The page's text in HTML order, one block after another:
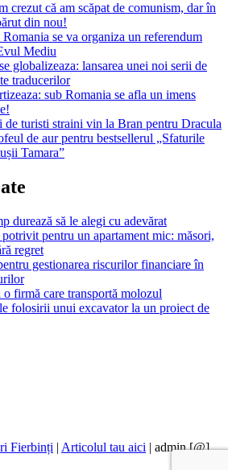
crezut că am scăpat de comunism, dar în
din nou!
se va organiza un referendum
Mediu
globalizeaza: lansarea unei noi serii de
traducerilor
sub Romania se afla un imens
turisti straini vin la Bran pentru Dracula
de aur pentru bestsellerul „Sfaturile
Tamara”
durează să le alegi cu adevărat
pentru un apartament mic: măsori,
regret
gestionarea riscurilor financiare în
o firmă care transportă molozul
folosirii unui excavator la un proiect de
Fierbinți | Articolul tau aici | admin [@]